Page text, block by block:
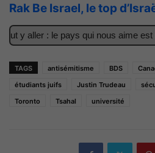
Rak Be Israel, le top
y aller : le pays qui nous aime est
TAGS antisémitisme BDS
étudiants juifs
Justin Trudeau
Toronto
Tsahal université